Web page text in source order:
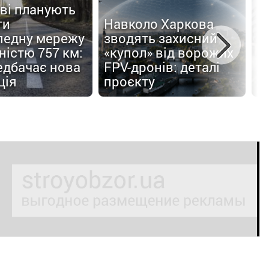
планують
мережу
757 км:
нова
Навколо Харкова
зводять захисний
«купол» від ворожих
FPV-дронів: деталі
проєкту